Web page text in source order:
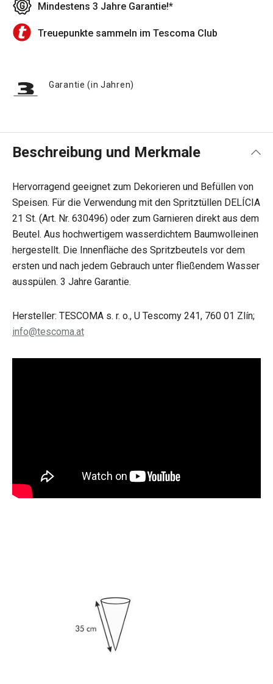
Mindestens 3 Jahre Garantie!*
Treuepunkte sammeln im Tescoma Club
Garantie (in Jahren)
Beschreibung und Merkmale
Hervorragend geeignet zum Dekorieren und Befüllen von
Speisen. Für die Verwendung mit den Spritztüllen DELÍCIA
21 St. (Art. Nr. 630496) oder zum Garnieren direkt aus dem
Beutel. Aus hochwertigem wasserdichtem Baumwolleinen
hergestellt. Die Innenfläche des Spritzbeutels vor dem
ersten und nach jedem Gebrauch unter fließendem Wasser
ausspülen. 3 Jahre Garantie.
Hersteller: TESCOMA s. r. o., U Tescomy 241, 760 01 Zlín;
info@tescoma.at